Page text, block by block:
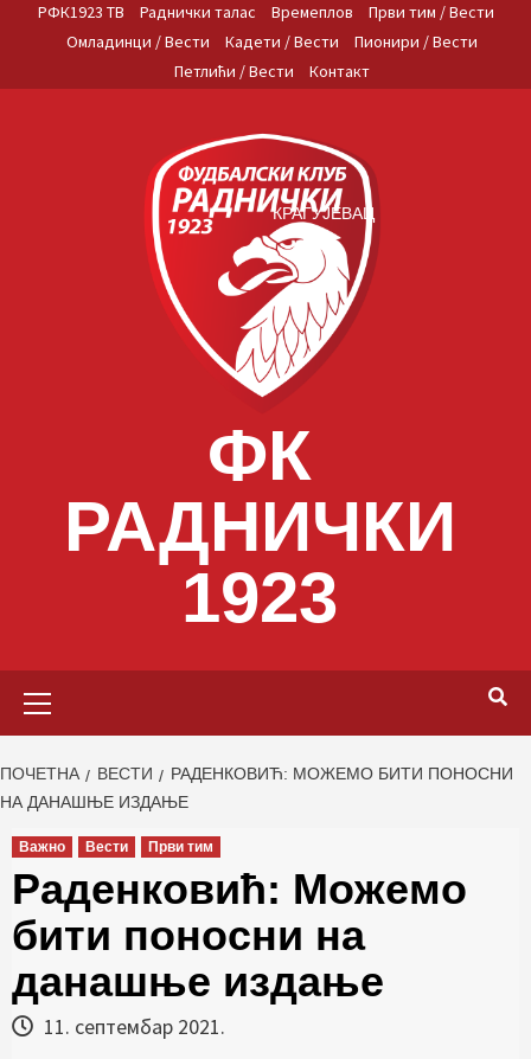
РФК1923 ТВ Раднички талас Времеплов
Први тим / Вести
Омладинци / Вести
Кадети / Вести
Пионири / Вести
Петлићи / Вести
Контакт
ФК
РАДНИЧКИ
1923
КРАГУЈЕВАЦ
ПОЧЕТНА ВЕСТИ
РАДЕНКОВИЋ: МОЖЕМО БИТИ ПОНОСНИ
НА ДАНАШЊЕ ИЗДАЊЕ
Важно Вести Први тим
Раденковић: Можемо
бити поносни на
данашње издање
11. септембар 2021.